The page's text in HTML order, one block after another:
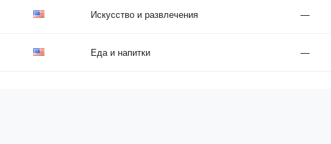
Искусство и развлечения —
Еда и напитки —